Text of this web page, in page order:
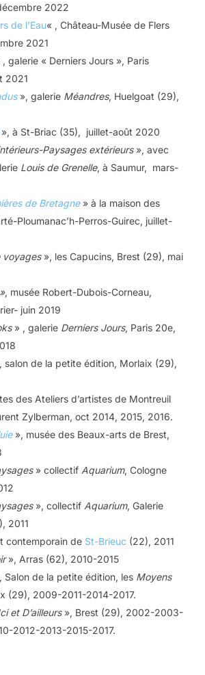
2022
de l’Eau« , Château-Musée de Flers
2021
, galerie « Derniers Jours », Paris
2021
», galerie Méandres, Huelgoat (29),
à St-Briac (35), juillet-août 2020
Paysages extérieurs», avec
Louis de Grenelle, à Saumur, mars-
de Bretagne» à la maison des
Ploumanac’h-Perros-Guirec, juillet-
voyages», les Capucins, Brest (29), mai
, musée Robert-Dubois-Corneau,
juin 2019
» , galerie Derniers Jours, Paris 20e,
salon de la petite édition, Morlaix (29),
des Ateliers d’artistes de Montreuil
Zylberman, oct 2014, 2015, 2016.
», musée des Beaux-arts de Brest,
» collectif Aquarium, Cologne
», collectif Aquarium, Galerie
2011
contemporain de St-Brieuc (22), 2011
», Arras (62), 2010-2015
Salon de la petite édition, les Moyens
(29), 2009-2011-2014-2017.
et D’ailleurs», Brest (29), 2002-2003-
2012-2013-2015-2017.